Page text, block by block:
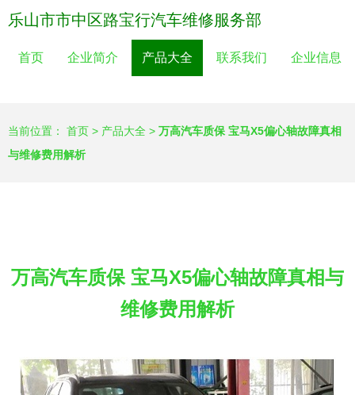
乐山市市中区路宝行汽车维修服务部
首页 企业简介 产品大全 联系我们 企业信息
当前位置： 首页 > 产品大全 > 万高汽车质保 宝马X5偏心轴故障真相
与维修费用解析
万高汽车质保 宝马X5偏心轴故障真相与
维修费用解析